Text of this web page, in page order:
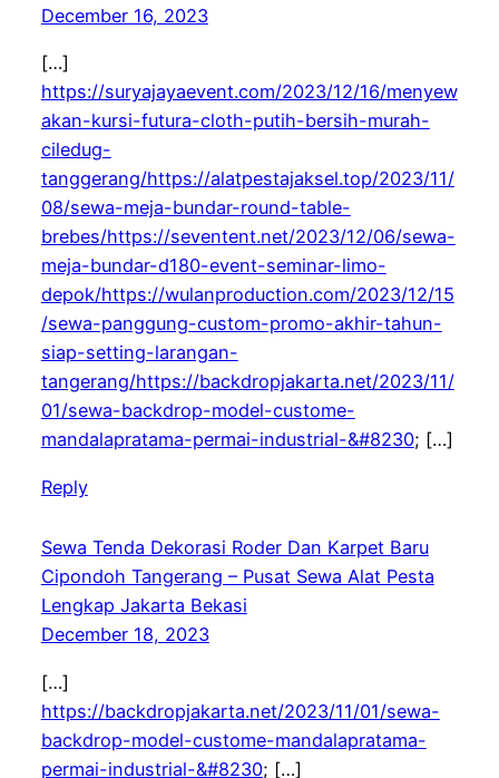
December 16, 2023
[…]
https://suryajayaevent.com/2023/12/16/menyew
akan-kursi-futura-cloth-putih-bersih-murah-
ciledug-
tanggerang/https://alatpestajaksel.top/2023/11/
08/sewa-meja-bundar-round-table-
brebes/https://seventent.net/2023/12/06/sewa-
meja-bundar-d180-event-seminar-limo-
depok/https://wulanproduction.com/2023/12/15
/sewa-panggung-custom-promo-akhir-tahun-
siap-setting-larangan-
tangerang/https://backdropjakarta.net/2023/11/
01/sewa-backdrop-model-custome-
mandalapratama-permai-industrial-&#8230; […]
Reply
Sewa Tenda Dekorasi Roder Dan Karpet Baru
Cipondoh Tangerang – Pusat Sewa Alat Pesta
Lengkap Jakarta Bekasi
December 18, 2023
[…]
https://backdropjakarta.net/2023/11/01/sewa-
backdrop-model-custome-mandalapratama-
permai-industrial-&#8230; […]